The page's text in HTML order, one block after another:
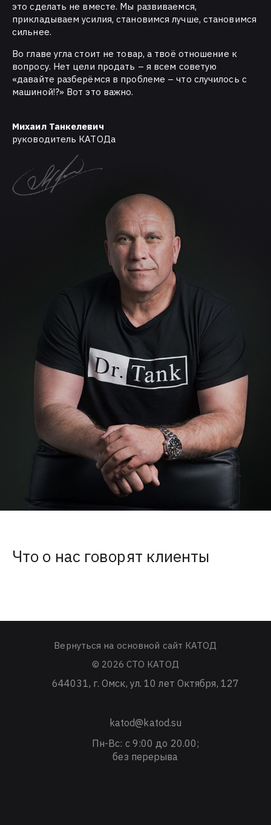
это сделать не вместе. Мы развиваемся,
прикладываем усилия, становимся лучше, становимся
сильнее.
Во главе угла стоит не товар, а твоё отношение к
вопросу. Нет цели продать – я всем советую
«давайте разберёмся в проблеме – что случилось с
машиной!?» Вот это важно.
Михаил Танкелевич
руководитель КАТОДа
Что о нас говорят клиенты
Вернуться на основной сайт КАТОД
© 2026 СТО КАТОД
644031, г.Омск, ул. 10 лет Октября, 127
katod@katod.su
Пн-Вс: с 9:00 до 20.00;
без перерыва